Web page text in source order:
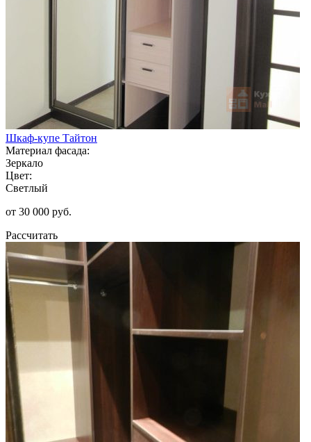
Шкаф-купе Тайтон
Материал фасада:
Зеркало
Цвет:
Светлый
от 30 000 руб.
Рассчитать